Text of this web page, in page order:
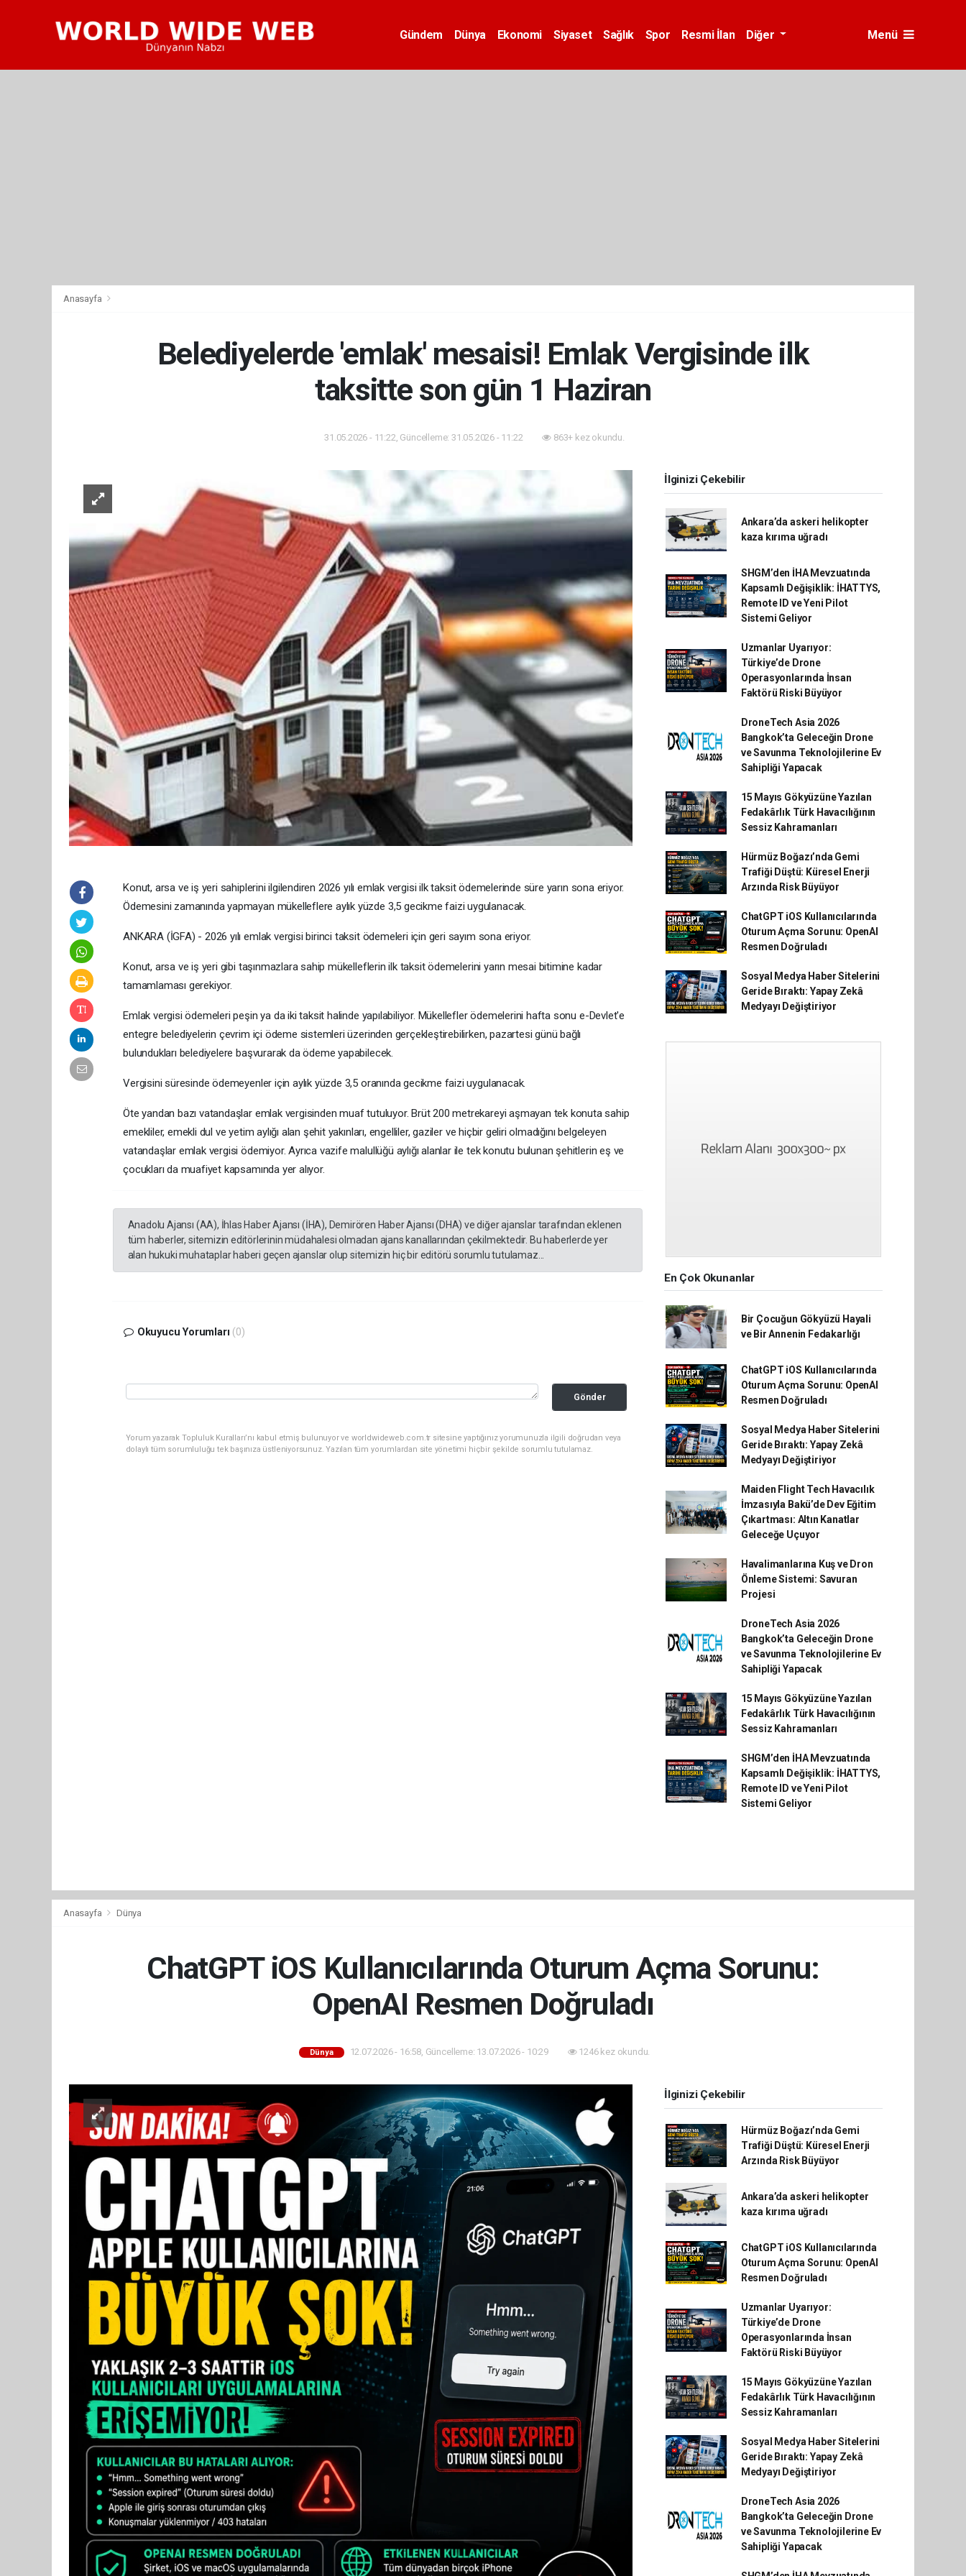
Gündem Dünya Ekonomi Siyaset Sağlık Spor Resmi İlan Diğer Menü
Anasayfa
Belediyelerde 'emlak' mesaisi! Emlak Vergisinde ilk
taksitte son gün 1 Haziran
31.05.2026 - 11:22, Güncelleme: 31.05.2026 - 11:22 863+ kez okundu.
Konut, arsa ve iş yeri sahiplerini ilgilendiren 2026 yılı emlak vergisi ilk taksit ödemelerinde süre yarın sona eriyor.
Ödemesini zamanında yapmayan mükelleflere aylık yüzde 3,5 gecikme faizi uygulanacak.
ANKARA (İGFA) - 2026 yılı emlak vergisi birinci taksit ödemeleri için geri sayım sona eriyor.
Konut, arsa ve iş yeri gibi taşınmazlara sahip mükelleflerin ilk taksit ödemelerini yarın mesai bitimine kadar
tamamlaması gerekiyor.
Emlak vergisi ödemeleri peşin ya da iki taksit halinde yapılabiliyor. Mükellefler ödemelerini hafta sonu e-Devlet'e
entegre belediyelerin çevrim içi ödeme sistemleri üzerinden gerçekleştirebilirken, pazartesi günü bağlı
bulundukları belediyelere başvurarak da ödeme yapabilecek.
Vergisini süresinde ödemeyenler için aylık yüzde 3,5 oranında gecikme faizi uygulanacak.
Öte yandan bazı vatandaşlar emlak vergisinden muaf tutuluyor. Brüt 200 metrekareyi aşmayan tek konuta sahip
emekliler, emekli dul ve yetim aylığı alan şehit yakınları, engelliler, gaziler ve hiçbir geliri olmadığını belgeleyen
vatandaşlar emlak vergisi ödemiyor. Ayrıca vazife malullüğü aylığı alanlar ile tek konutu bulunan şehitlerin eş ve
çocukları da muafiyet kapsamında yer alıyor.
Anadolu Ajansı (AA), İhlas Haber Ajansı (İHA), Demirören Haber Ajansı (DHA) ve diğer ajanslar tarafından eklenen
tüm haberler, sitemizin editörlerinin müdahalesi olmadan ajans kanallarından çekilmektedir. Bu haberlerde yer
alan hukuki muhataplar haberi geçen ajanslar olup sitemizin hiç bir editörü sorumlu tutulamaz...
Okuyucu Yorumları (0)
Gönder
Yorum yazarak Topluluk Kuralları’nı kabul etmiş bulunuyor ve worldwideweb.com.tr sitesine yaptığınız yorumunuzla ilgili doğrudan veya
dolaylı tüm sorumluluğu tek başınıza üstleniyorsunuz. Yazılan tüm yorumlardan site yönetimi hiçbir şekilde sorumlu tutulamaz.
İlginizi Çekebilir
Ankara’da askeri helikopter
kaza kırıma uğradı
SHGM’den İHA Mevzuatında
Kapsamlı Değişiklik: İHATTYS,
Remote ID ve Yeni Pilot
Sistemi Geliyor
Uzmanlar Uyarıyor:
Türkiye’de Drone
Operasyonlarında İnsan
Faktörü Riski Büyüyor
DroneTech Asia 2026
Bangkok’ta Geleceğin Drone
ve Savunma Teknolojilerine Ev
Sahipliği Yapacak
15 Mayıs Gökyüzüne Yazılan
Fedakârlık Türk Havacılığının
Sessiz Kahramanları
Hürmüz Boğazı’nda Gemi
Trafiği Düştü: Küresel Enerji
Arzında Risk Büyüyor
ChatGPT iOS Kullanıcılarında
Oturum Açma Sorunu: OpenAI
Resmen Doğruladı
Sosyal Medya Haber Sitelerini
Geride Bıraktı: Yapay Zekâ
Medyayı Değiştiriyor
En Çok Okunanlar
Bir Çocuğun Gökyüzü Hayali
ve Bir Annenin Fedakarlığı
ChatGPT iOS Kullanıcılarında
Oturum Açma Sorunu: OpenAI
Resmen Doğruladı
Sosyal Medya Haber Sitelerini
Geride Bıraktı: Yapay Zekâ
Medyayı Değiştiriyor
Maiden Flight Tech Havacılık
İmzasıyla Bakü’de Dev Eğitim
Çıkartması: Altın Kanatlar
Geleceğe Uçuyor
Havalimanlarına Kuş ve Dron
Önleme Sistemi: Savuran
Projesi
DroneTech Asia 2026
Bangkok’ta Geleceğin Drone
ve Savunma Teknolojilerine Ev
Sahipliği Yapacak
15 Mayıs Gökyüzüne Yazılan
Fedakârlık Türk Havacılığının
Sessiz Kahramanları
SHGM’den İHA Mevzuatında
Kapsamlı Değişiklik: İHATTYS,
Remote ID ve Yeni Pilot
Sistemi Geliyor
Anasayfa Dünya
ChatGPT iOS Kullanıcılarında Oturum Açma Sorunu:
OpenAI Resmen Doğruladı
Dünya 12.07.2026 - 16:58, Güncelleme: 13.07.2026 - 10:29 1246 kez okundu.
İlginizi Çekebilir
Hürmüz Boğazı’nda Gemi
Trafiği Düştü: Küresel Enerji
Arzında Risk Büyüyor
Ankara’da askeri helikopter
kaza kırıma uğradı
ChatGPT iOS Kullanıcılarında
Oturum Açma Sorunu: OpenAI
Resmen Doğruladı
Uzmanlar Uyarıyor:
Türkiye’de Drone
Operasyonlarında İnsan
Faktörü Riski Büyüyor
15 Mayıs Gökyüzüne Yazılan
Fedakârlık Türk Havacılığının
Sessiz Kahramanları
Sosyal Medya Haber Sitelerini
Geride Bıraktı: Yapay Zekâ
Medyayı Değiştiriyor
DroneTech Asia 2026
Bangkok’ta Geleceğin Drone
ve Savunma Teknolojilerine Ev
Sahipliği Yapacak